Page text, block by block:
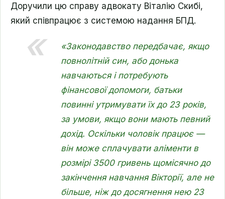
Доручили цю справу адвокату Віталію Скибі,
який співпрацює з системою надання БПД.
«Законодавство передбачає, якщо
повнолітній син, або донька
навчаються і потребують
фінансової допомоги, батьки
повинні утримувати їх до 23 років,
за умови, якщо вони мають певний
дохід. Оскільки чоловік працює —
він може сплачувати аліменти в
розмірі 3500 гривень щомісячно до
закінчення навчання Вікторії, але не
більше, ніж до досягнення нею 23